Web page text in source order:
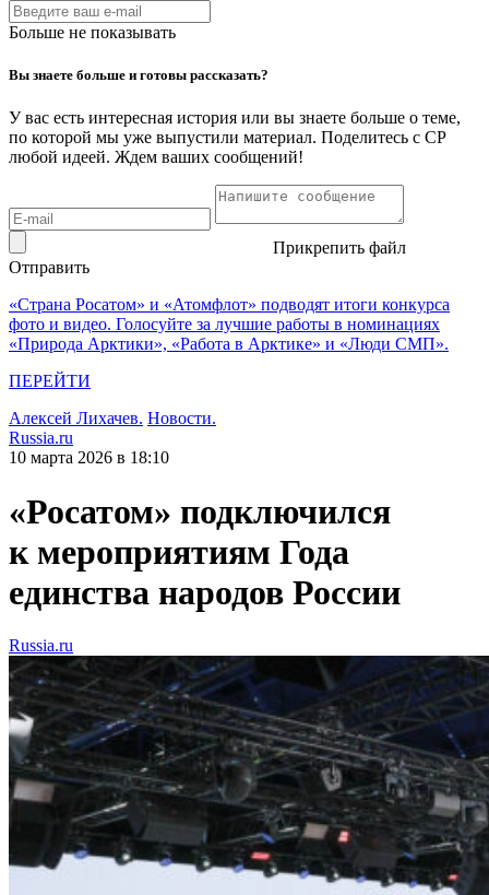
Больше не показывать
Вы знаете больше и готовы рассказать?
У вас есть интересная история или вы знаете больше о теме,
по которой мы уже выпустили материал. Поделитесь с СР
любой идеей. Ждем ваших сообщений!
Прикрепить файл
Отправить
«Страна Росатом» и «Атомфлот» подводят итоги конкурса
фото и видео. Голосуйте за лучшие работы в номинациях
«Природа Арктики», «Работа в Арктике» и «Люди СМП».
ПЕРЕЙТИ
Алексей Лихачев. Новости.
Russia.ru
10 марта 2026 в 18:10
«Росатом» подключился
к мероприятиям Года
единства народов России
Russia.ru